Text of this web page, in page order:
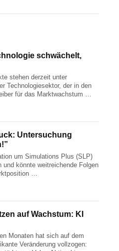
schwächelt,
stehen derzeit unter
Technologiesektor, der in den
für das Marktwachstum …
Untersuchung
um Simulations Plus (SLP)
könnte weitreichende Folgen
…
auf Wachstum: KI
Monaten hat sich auf dem
Veränderung vollzogen: